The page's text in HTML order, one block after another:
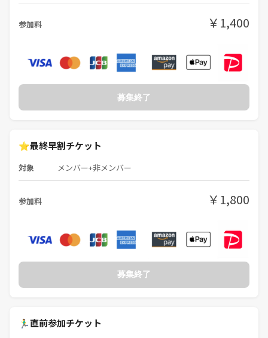
みなさまが気持ちよく過ごせるよう、ご協力をお願いいたします☺️
🇰🇷 人気の韓国料理店で
🍻 美味しい料理と楽しい会話を囲みながら
素敵なご縁と思い出を一緒に作りませんか？✨
参加料 ￥1,400
募集終了
⭐️最終早割チケット
対象 メンバー+非メンバー
参加料 ￥1,800
募集終了
🏃‍♂️直前参加チケット